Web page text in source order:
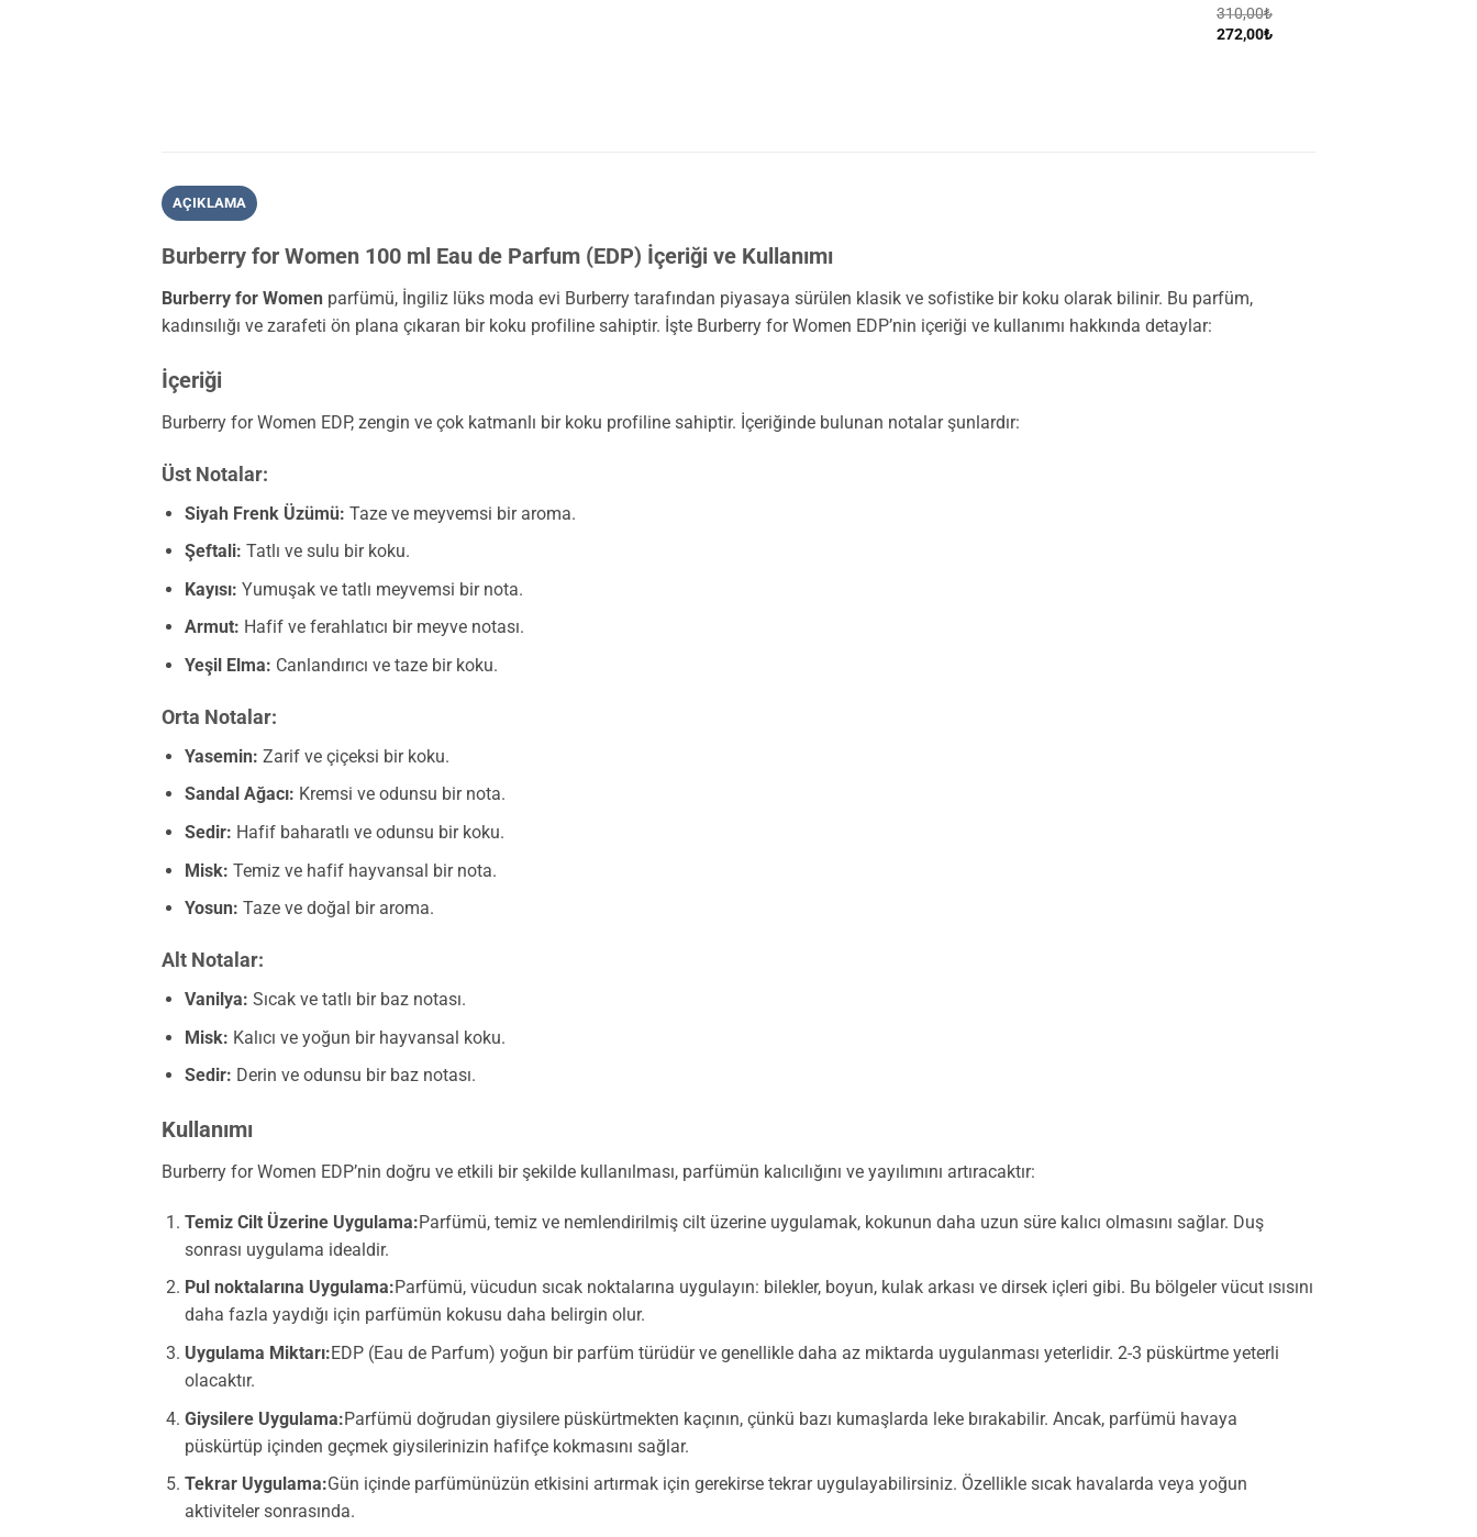
310,00₺
Orijinal
272,00₺Şu
AÇIKLAMA
Burberry for Women 100 ml Eau de Parfum (EDP) İçeriği ve Kullanımı
Burberry for Women parfümü, İngiliz lüks moda evi Burberry tarafından piyasaya sürülen klasik ve sofistike bir koku olarak bilinir. Bu parfüm,
kadınsılığı ve zarafeti ön plana çıkaran bir koku profiline sahiptir. İşte Burberry for Women EDP’nin içeriği ve kullanımı hakkında detaylar:
İçeriği
Burberry for Women EDP, zengin ve çok katmanlı bir koku profiline sahiptir. İçeriğinde bulunan notalar şunlardır:
Üst Notalar:
Siyah Frenk Üzümü: Taze ve meyvemsi bir aroma.
Şeftali: Tatlı ve sulu bir koku.
Kayısı: Yumuşak ve tatlı meyvemsi bir nota.
Armut: Hafif ve ferahlatıcı bir meyve notası.
Yeşil Elma: Canlandırıcı ve taze bir koku.
Orta Notalar:
Yasemin: Zarif ve çiçeksi bir koku.
Sandal Ağacı: Kremsi ve odunsu bir nota.
Sedir: Hafif baharatlı ve odunsu bir koku.
Misk: Temiz ve hafif hayvansal bir nota.
Yosun: Taze ve doğal bir aroma.
Alt Notalar:
Vanilya: Sıcak ve tatlı bir baz notası.
Misk: Kalıcı ve yoğun bir hayvansal koku.
Sedir: Derin ve odunsu bir baz notası.
Kullanımı
Burberry for Women EDP’nin doğru ve etkili bir şekilde kullanılması, parfümün kalıcılığını ve yayılımını artıracaktır:
Temiz Cilt Üzerine Uygulama:Parfümü, temiz ve nemlendirilmiş cilt üzerine uygulamak, kokunun daha uzun süre kalıcı olmasını sağlar. Duş
sonrası uygulama idealdir.
Pul noktalarına Uygulama:Parfümü, vücudun sıcak noktalarına uygulayın: bilekler, boyun, kulak arkası ve dirsek içleri gibi. Bu bölgeler vücut ısısını
daha fazla yaydığı için parfümün kokusu daha belirgin olur.
Uygulama Miktarı:EDP (Eau de Parfum) yoğun bir parfüm türüdür ve genellikle daha az miktarda uygulanması yeterlidir. 2-3 püskürtme yeterli
olacaktır.
Giysilere Uygulama:Parfümü doğrudan giysilere püskürtmekten kaçının, çünkü bazı kumaşlarda leke bırakabilir. Ancak, parfümü havaya
püskürtüp içinden geçmek giysilerinizin hafifçe kokmasını sağlar.
Tekrar Uygulama:Gün içinde parfümünüzün etkisini artırmak için gerekirse tekrar uygulayabilirsiniz. Özellikle sıcak havalarda veya yoğun
aktiviteler sonrasında.